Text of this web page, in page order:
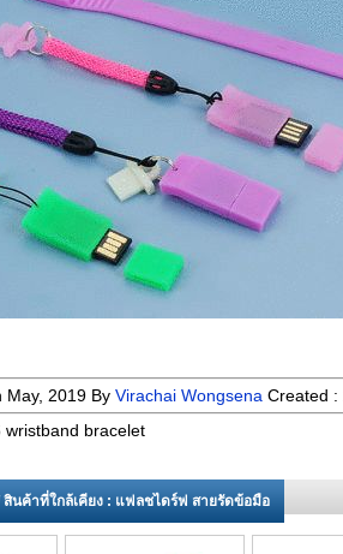
May, 2019 By Virachai Wongsena Created :
wristband bracelet
สินค้าที่ใกล้เคียง : แฟลชไดร์ฟ สายรัดข้อมือ